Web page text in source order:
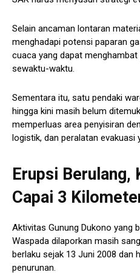
Selain ancaman lontaran
menghadapi potensi paparan
cuaca yang dapat
sewaktu-waktu.
Sementara itu, satu pendaki
hingga kini masih belum
memperluas area penyisiran
logistik, dan peralatan evakuasi
Erupsi Berulang,
Capai 3
Aktivitas Gunung Dukono yang
Waspada dilaporkan masih
berlaku sejak 13 Juni 2008 dan
penurunan.